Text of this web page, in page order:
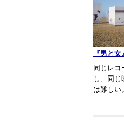
『男と
同じレコ
し、同
は難しい